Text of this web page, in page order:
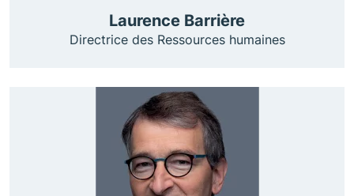
Laurence Barrière
Directrice des Ressources humaines